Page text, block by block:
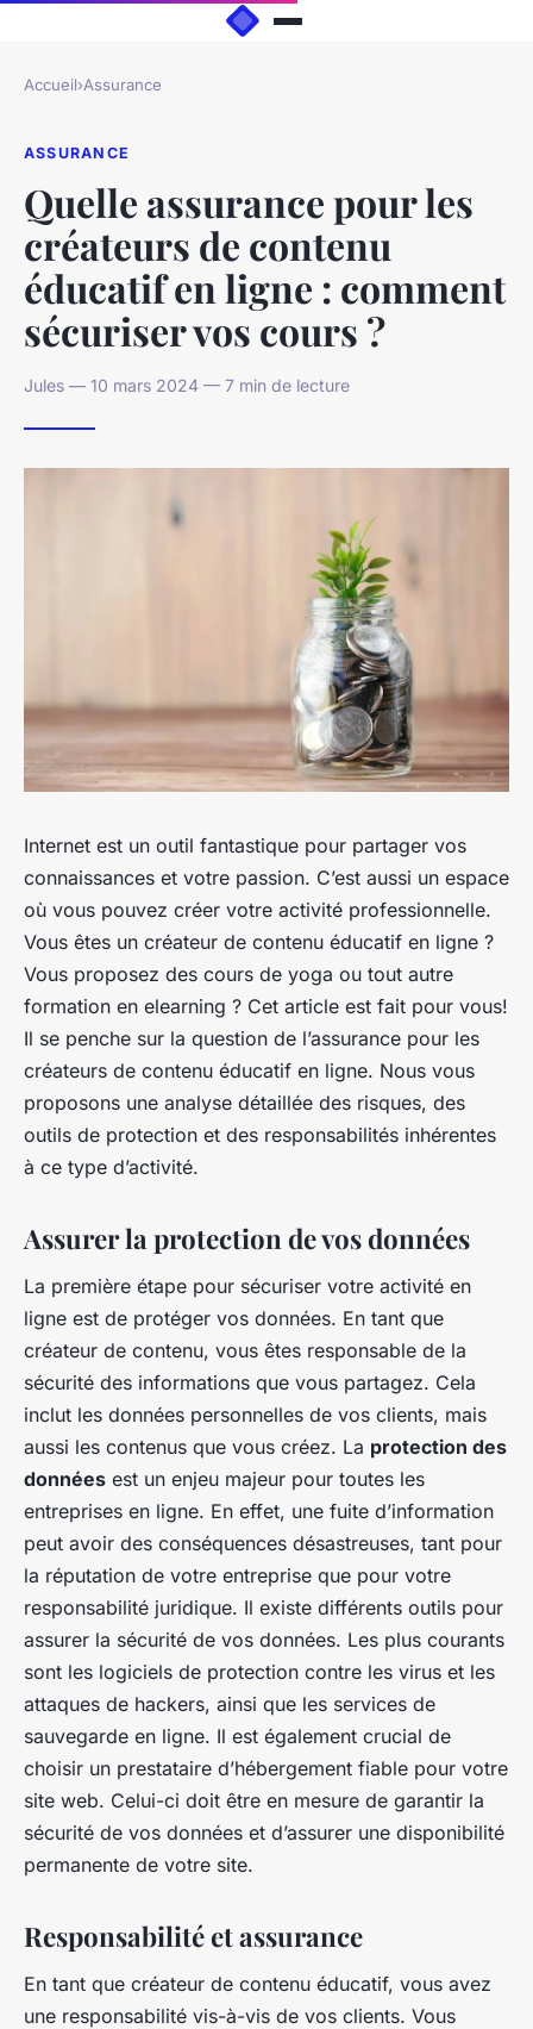
Accueil›Assurance
ASSURANCE
Quelle assurance pour les
créateurs de contenu
éducatif en ligne : comment
sécuriser vos cours ?
Jules — 10 mars 2024 — 7 min de lecture
Internet est un outil fantastique pour partager vos
connaissances et votre passion. C’est aussi un espace
où vous pouvez créer votre activité professionnelle.
Vous êtes un créateur de contenu éducatif en ligne ?
Vous proposez des cours de yoga ou tout autre
formation en elearning ? Cet article est fait pour vous!
Il se penche sur la question de l’assurance pour les
créateurs de contenu éducatif en ligne. Nous vous
proposons une analyse détaillée des risques, des
outils de protection et des responsabilités inhérentes
à ce type d’activité.
Assurer la protection de vos données
La première étape pour sécuriser votre activité en
ligne est de protéger vos données. En tant que
créateur de contenu, vous êtes responsable de la
sécurité des informations que vous partagez. Cela
inclut les données personnelles de vos clients, mais
aussi les contenus que vous créez. La protection des
données est un enjeu majeur pour toutes les
entreprises en ligne. En effet, une fuite d’information
peut avoir des conséquences désastreuses, tant pour
la réputation de votre entreprise que pour votre
responsabilité juridique. Il existe différents outils pour
assurer la sécurité de vos données. Les plus courants
sont les logiciels de protection contre les virus et les
attaques de hackers, ainsi que les services de
sauvegarde en ligne. Il est également crucial de
choisir un prestataire d’hébergement fiable pour votre
site web. Celui-ci doit être en mesure de garantir la
sécurité de vos données et d’assurer une disponibilité
permanente de votre site.
Responsabilité et assurance
En tant que créateur de contenu éducatif, vous avez
une responsabilité vis-à-vis de vos clients. Vous